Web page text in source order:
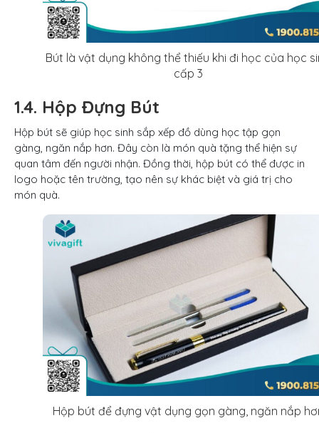
Bút là vật dụng không thể thiếu khi đi học của học
cấp 3
1.4. Hộp Đựng Bút
Hộp bút sẽ giúp học sinh sắp xếp đồ dùng học tập gọn
gàng, ngăn nắp hơn. Đây còn là món quà tặng thể hiện sự
quan tâm đến người nhận. Đồng thời, hộp bút có thể được in
logo hoặc tên trường, tạo nên sự khác biệt và giá trị cho
món quà.
Hộp bút để đựng vật dụng gọn gàng, ngăn nắp